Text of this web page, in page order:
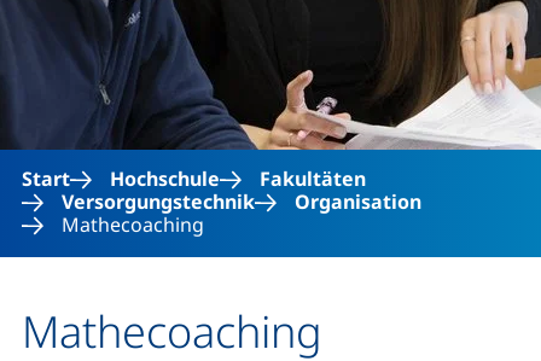
Start Hochschule
Fakultäten
Versorgungstechnik
Organisation
Mathecoaching
Mathecoaching